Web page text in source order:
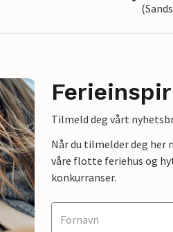
Tilmeld deg vårt
Når du tilmelder deg her
våre flotte feriehus og
konkurranser.